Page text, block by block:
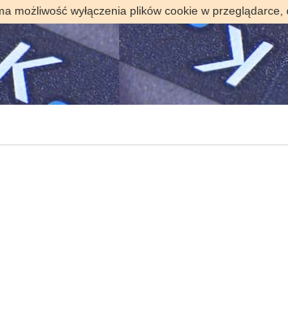
wyłączenia plików cookie w